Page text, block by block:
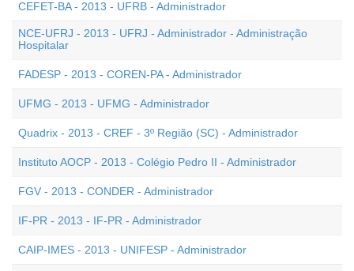
CEFET-BA - 2013 - UFRB - Administrador
NCE-UFRJ - 2013 - UFRJ - Administrador - Administração
Hospitalar
FADESP - 2013 - COREN-PA - Administrador
UFMG - 2013 - UFMG - Administrador
Quadrix - 2013 - CREF - 3º Região (SC) - Administrador
Instituto AOCP - 2013 - Colégio Pedro II - Administrador
FGV - 2013 - CONDER - Administrador
IF-PR - 2013 - IF-PR - Administrador
CAIP-IMES - 2013 - UNIFESP - Administrador